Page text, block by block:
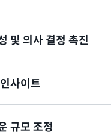
및 의사 결정 촉진
절감하면서 비즈니스 효
사이트
든 문서에서 높은 정확도
규모 조정